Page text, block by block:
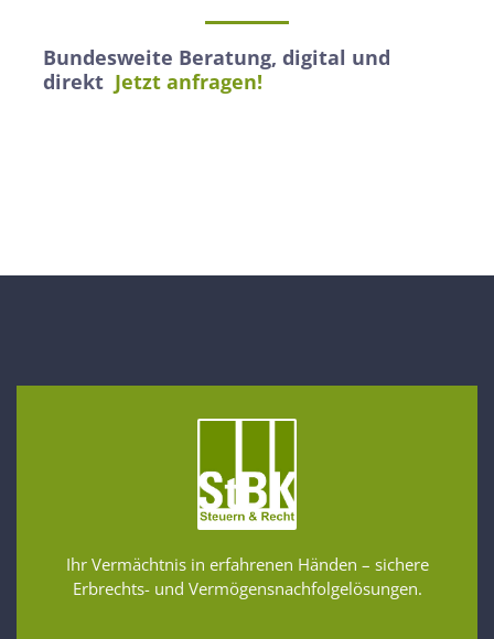
Bundesweite Beratung, digital und
direkt Jetzt anfragen!
Ihr Vermächtnis in erfahrenen Händen – sichere
Erbrechts- und Vermögensnachfolgelösungen.